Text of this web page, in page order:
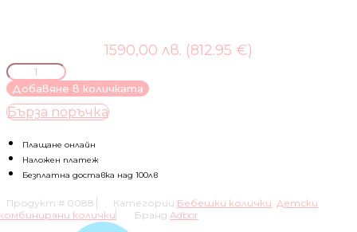
1590,00 лв. (812.95 €)
количество
за
Adbor-
бебешка
3в1
Avenue
3D:
синя
кожа/
Добавяне в количката
Бърза поръчка
Плащане онлайн
Наложен платеж
Безплатна доставка над 100лв
Продукт # 0088 Категории Бебешки колички, Детски
колички
Бранд Adbor